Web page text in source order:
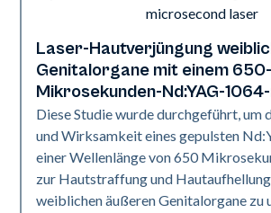
Verjüngung
Laser-Hautverjüngung
Genitalorgane mit einem 650-
Mikrosekunden-Nd:YAG-
Diese Studie wurde durchgeführt, um
und Wirksamkeit eines gepulsten
einer Wellenlänge von 650
zur Hautstraffung und
weiblichen äußeren Genitalorgane zu